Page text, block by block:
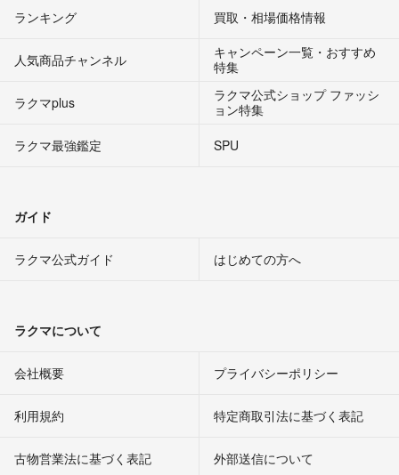
ランキング 買取・相場価格情報
人気商品チャンネル
キャンペーン一覧・おすすめ
特集
ラクマplus
ラクマ公式ショップ ファッシ
ョン特集
ラクマ最強鑑定
SPU
ガイド
ラクマ公式ガイド はじめての方へ
ラクマについて
会社概要 プライバシーポリシー
利用規約 特定商取引法に基づく表記
古物営業法に基づく表記 外部送信について